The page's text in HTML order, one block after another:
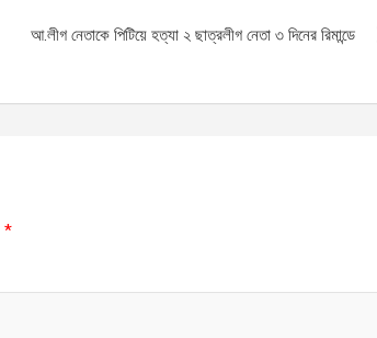
আ.লীগ নেতাকে পিটিয়ে হত্যা ২ ছাত্রলীগ নেতা ৩ দিনের রিমান্ডে
*